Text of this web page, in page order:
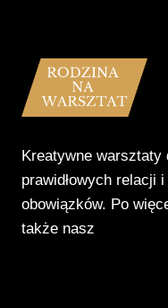
Kreatywne warsztaty
prawidłowych relacji
obowiązków. Po
także nasz